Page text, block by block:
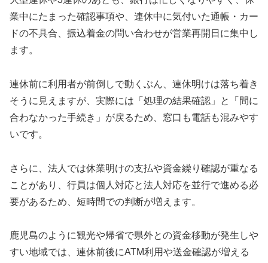
業中にたまった確認事項や、連休中に気付いた通帳・カー
ドの不具合、振込着金の問い合わせが営業再開日に集中し
ます。
連休前に利用者が前倒しで動くぶん、連休明けは落ち着き
そうに見えますが、実際には「処理の結果確認」と「間に
合わなかった手続き」が戻るため、窓口も電話も混みやす
いです。
さらに、法人では休業明けの支払や資金繰り確認が重なる
ことがあり、行員は個人対応と法人対応を並行で進める必
要があるため、短時間での判断が増えます。
鹿児島のように観光や帰省で県外との資金移動が発生しや
すい地域では、連休前後にATM利用や送金確認が増える